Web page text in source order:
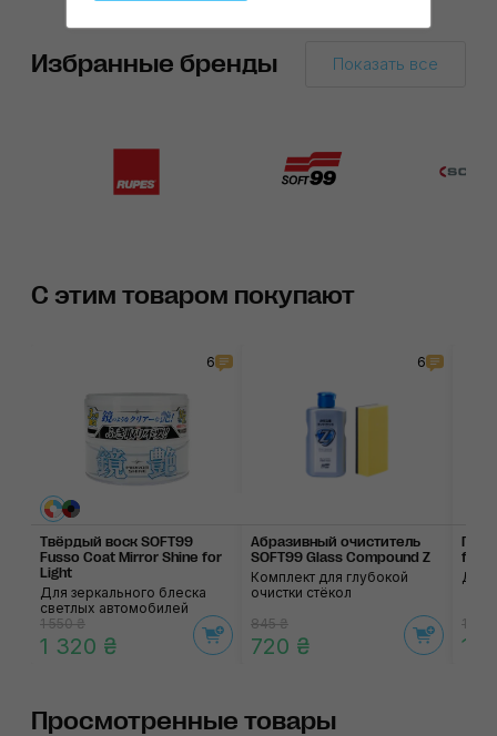
Избранные бренды Показать все
С этим товаром покупают
6
Твёрдый воск SOFT99
Fusso Coat Mirror Shine for
Light
Для зеркального блеска
светлых автомобилей
1 550 ₴
1 320 ₴
6
Абразивный очисти­тель
SOFT99 Glass Compound Z
Комплект для глубокой
очистки стёкол
845 ₴
720 ₴
for
Для
1
1
Просмотренные товары